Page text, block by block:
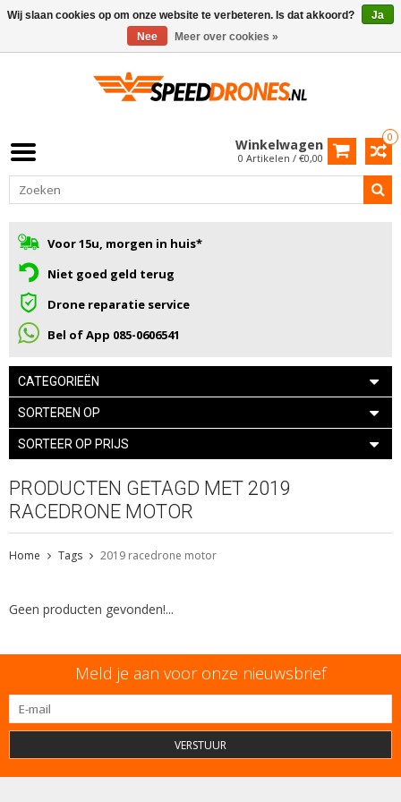
0
Winkelwagen
0 Artikelen / €0,00
Voor 15u, morgen in huis*
Niet goed geld terug
Drone reparatie service
Bel of App 085-0606541
CATEGORIEËN
SORTEREN OP
SORTEER OP PRIJS
PRODUCTEN GETAGD MET 2019
RACEDRONE MOTOR
Home Tags 2019 racedrone motor
Geen producten gevonden!...
Meld je aan voor onze nieuwsbrief
VERSTUUR
Wij slaan cookies op om onze website te verbeteren. Is dat akkoord?
Ja
Nee
Meer over cookies »